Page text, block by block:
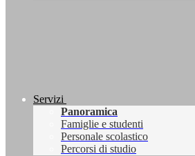
Servizi
Panoramica
Famiglie e studenti
Personale scolastico
Percorsi di studio